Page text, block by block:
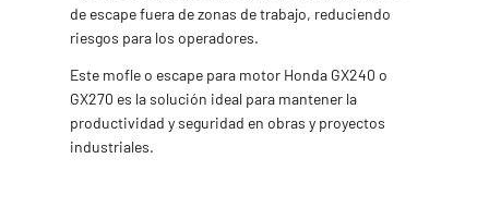
de escape fuera de zonas de trabajo, reduciendo
riesgos para los operadores.
Este mofle o escape para motor Honda GX240 o
GX270 es la solución ideal para mantener la
productividad y seguridad en obras y proyectos
industriales.